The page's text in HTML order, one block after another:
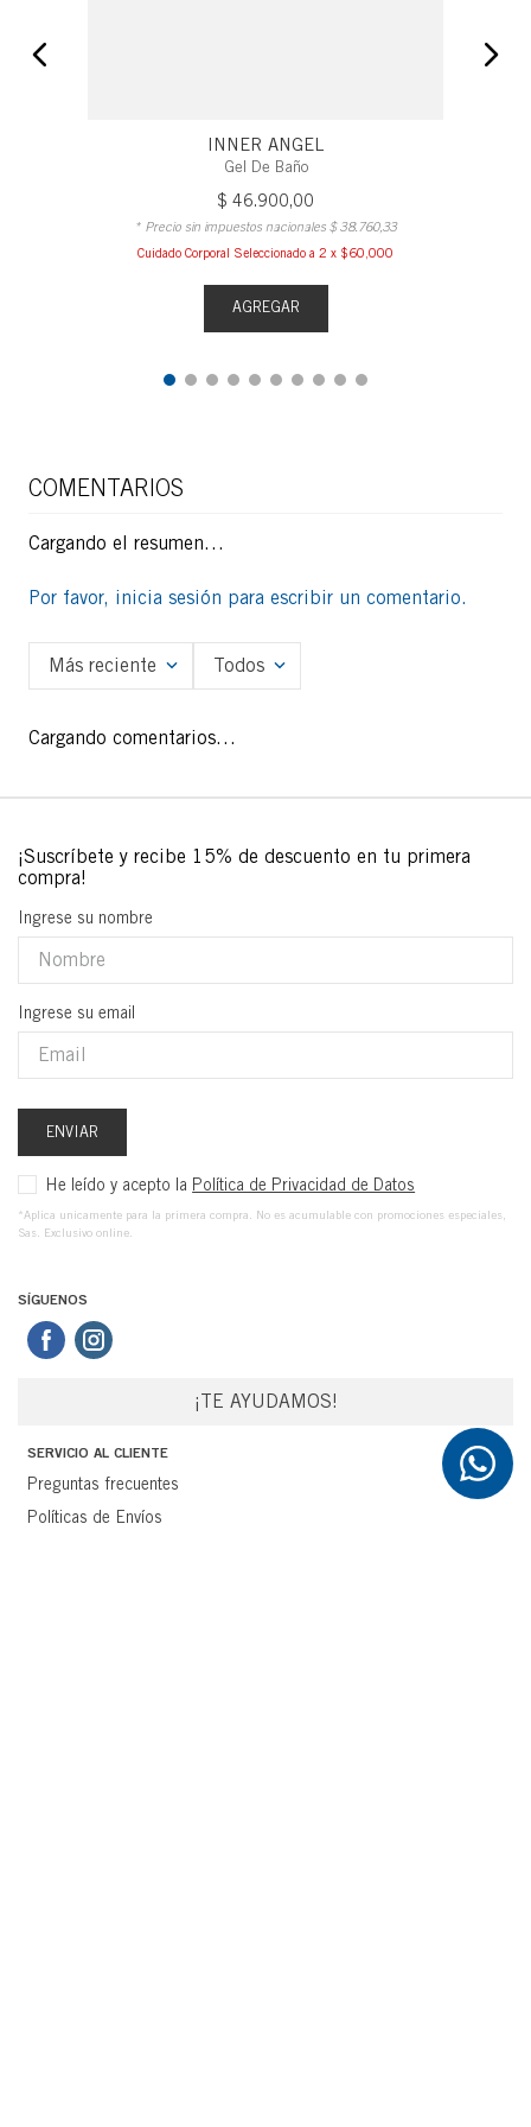
INNER ANGEL
Gel De Baño
$ 46.900,00
* Precio sin impuestos nacionales $ 38. 760,33
Cuidado Corporal Seleccionado a 2 x $60,000
AGREGAR
COMENTARIOS
Cargando el resumen…
Por favor, inicia sesión para escribir un comentario.
Más reciente Todos
Cargando comentarios…
Ingrese su nombre
Ingrese su email
ENVIAR
He leído y acepto la Política de Privacidad de Datos
*Aplica unicamente para la primera compra. No es acumulable con promociones especiales,
Sas. Exclusivo online.
SÍGUENOS
¡TE AYUDAMOS!
SERVICIO AL CLIENTE
Preguntas frecuentes
Políticas de Envíos